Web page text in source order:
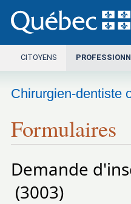
Ce lien s’ouvrira dans une
CITOYENS
Chirurgien-dentiste
Formulaires
​Demande
(3003)